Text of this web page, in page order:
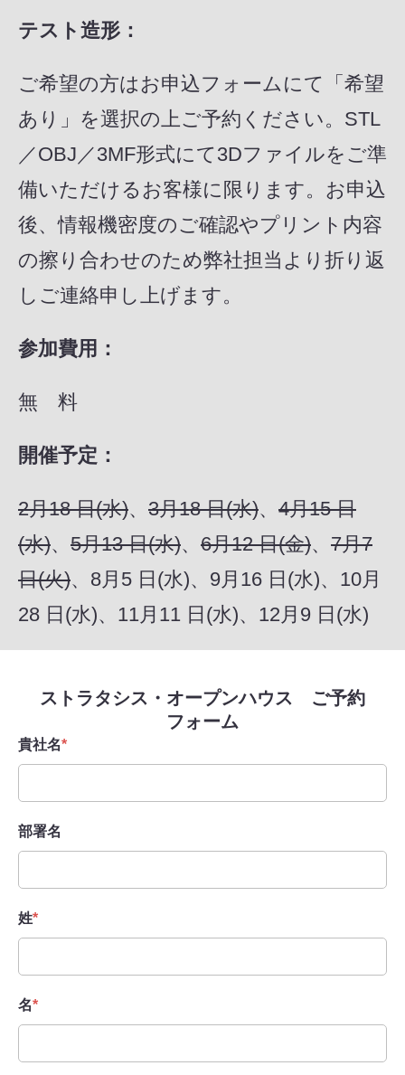
テスト造形：
ご希望の方はお申込フォームにて「希望
あり」を選択の上ご予約ください。STL
／OBJ／3MF形式にて3Dファイルをご準
備いただけるお客様に限ります。お申込
後、情報機密度のご確認やプリント内容
の擦り合わせのため弊社担当より折り返
しご連絡申し上げます。
参加費用：
無 料
開催予定：
2月18 日(水)、 3月18 日(水)、 4月15 日
(水)、 5月13 日(水)、 6月12 日(金)、 7月7
日(火)、8月5 日(水)、9月16 日(水)、10月
28 日(水)、11月11 日(水)、12月9 日(水)
ストラタシス・オープンハウス ご予約
フォーム
貴社名*
部署名
姓*
名*